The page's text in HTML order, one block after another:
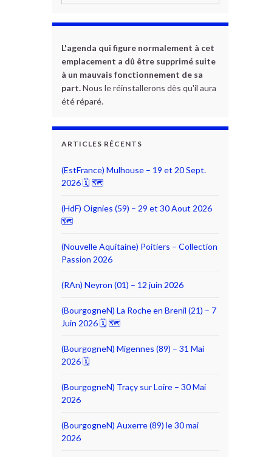
L'agenda qui figure normalement à cet
emplacement a dû être supprimé suite
à un mauvais fonctionnement de sa
part.Nous le réinstallerons dès qu'il aura
été réparé.
ARTICLES RÉCENTS
(EstFrance) Mulhouse – 19 et 20 Sept.
2026 🗓 🗺
(HdF) Oignies (59) – 29 et 30 Aout 2026
🗺
(Nouvelle Aquitaine) Poitiers – Collection
Passion 2026
(RAn) Neyron (01) – 12 juin 2026
(BourgogneN) La Roche en Brenil (21) – 7
Juin 2026 🗓 🗺
(BourgogneN) Migennes (89) – 31 Mai
2026 🗓
(BourgogneN) Traçy sur Loire – 30 Mai
2026
(BourgogneN) Auxerre (89) le 30 mai
2026